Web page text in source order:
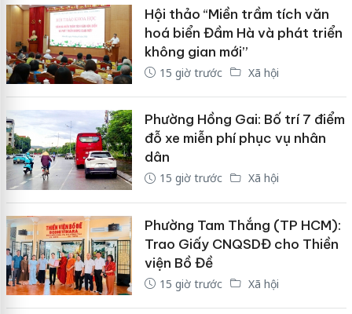
Hội thảo “Miền trầm tích văn
hoá biển Đầm Hà và phát triển
không gian mới”
15 giờ trước Xã hội
Phường Hồng Gai: Bố trí 7 điểm
đỗ xe miễn phí phục vụ nhân
dân
15 giờ trước Xã hội
Phường Tam Thắng (TP HCM):
Trao Giấy CNQSDĐ cho Thiền
viện Bồ Đề
15 giờ trước Xã hội